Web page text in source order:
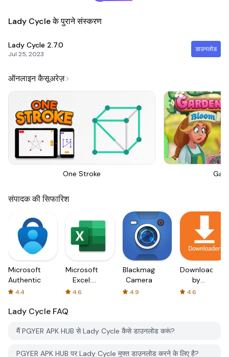
Lady Cycle के पुराने संस्करण
Lady Cycle 2.7.0
Jul 25, 2023
डाउनलोड
ऑनलाइन कैसूअरेज़
One Stroke
संपादक की सिफारिश
Microsoft
Authenticator
4.4
Microsoft
Excel:
Spreadsheets
4.6
Blackmagic
Camera
4.9
Downloader
by
AFTVnews
4.6
Lady Cycle FAQ
मैं PGYER APK HUB से Lady Cycle कैसे डाउनलोड करूं?
PGYER APK HUB पर Lady Cycle मुफ्त डाउनलोड करने के लिए है?